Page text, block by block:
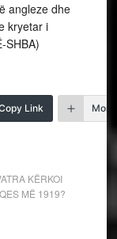
angleze dhe
kryetar i
SHBA)
Link More
KËRKOI
MË 1919?